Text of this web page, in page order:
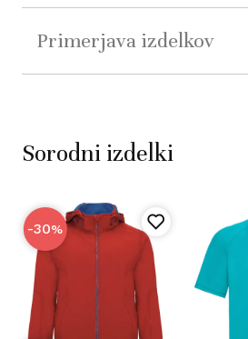
Primerjava izdelkov
Sorodni izdelki
-30%